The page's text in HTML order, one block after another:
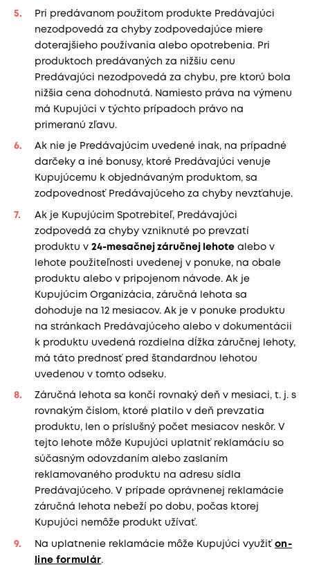
Pri predávanom použitom produkte Predávajúci
nezodpovedá za chyby zodpovedajúce miere
doterajšieho používania alebo opotrebenia. Pri
produktoch predávaných za nižšiu cenu
Predávajúci nezodpovedá za chybu, pre ktorú bola
nižšia cena dohodnutá. Namiesto práva na výmenu
má Kupujúci v týchto prípadoch právo na
primeranú zľavu.
Ak nie je Predávajúcim uvedené inak, na prípadné
darčeky a iné bonusy, ktoré Predávajúci venuje
Kupujúcemu k objednávaným produktom, sa
zodpovednosť Predávajúceho za chyby nevzťahuje.
Ak je Kupujúcim Spotrebiteľ, Predávajúci
zodpovedá za chyby vzniknuté po prevzatí
produktu v 24-mesačnej záručnej lehote alebo v
lehote použiteľnosti uvedenej v ponuke, na obale
produktu alebo v pripojenom návode. Ak je
Kupujúcim Organizácia, záručná lehota sa
dohoduje na 12 mesiacov. Ak je v ponuke produktu
na stránkach Predávajúceho alebo v dokumentácii
k produktu uvedená rozdielna dĺžka záručnej lehoty,
má táto prednosť pred štandardnou lehotou
uvedenou v tomto odseku.
Záručná lehota sa končí rovnaký deň v mesiaci, t. j. s
rovnakým číslom, ktoré platilo v deň prevzatia
produktu, len o príslušný počet mesiacov neskôr. V
tejto lehote môže Kupujúci uplatniť reklamáciu so
súčasným odovzdaním alebo zaslaním
reklamovaného produktu na adresu sídla
Predávajúceho. V prípade oprávnenej reklamácie
záručná lehota nebeží po dobu, počas ktorej
Kupujúci nemôže produkt užívať.
Na uplatnenie reklamácie môže Kupujúci využiť on-
line formulár.